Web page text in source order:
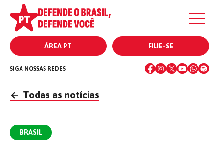
ÁREA PT FILIE-SE
SIGA NOSSAS REDES
← Todas as notícias
BRASIL